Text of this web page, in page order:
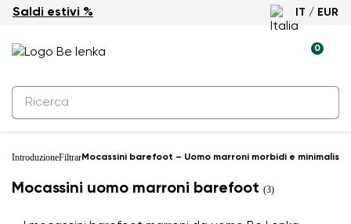
Saldi estivi % IT / EUR
0
IntroduzioneFiltrarMocassini barefoot – Uomo marroni morbidi e minimalisti
Mocassini uomo marroni barefoot (3)